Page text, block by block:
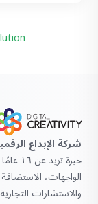
شركة الإبداع
خبرة
الواجهات،
والاستشارات